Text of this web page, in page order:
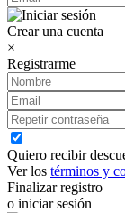
Crear una cuenta
×
Registrarme
Quiero recibir
Ver los términos y
Finalizar registro
o iniciar sesión